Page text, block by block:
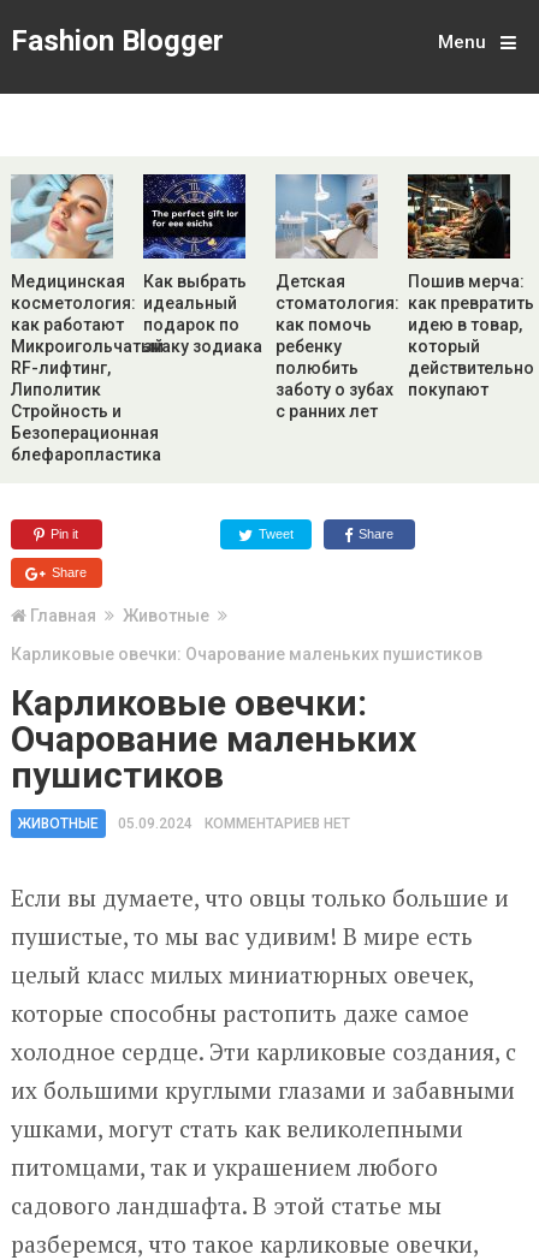
Fashion Blogger Menu
Медицинская
косметология:
как работают
Микроигольчатый
RF-лифтинг,
Липолитик
Стройность и
Безоперационная
блефаропластика
Как выбрать
идеальный
подарок по
знаку зодиака
Детская
стоматология:
как помочь
ребенку
полюбить
заботу о зубах
с ранних лет
Пошив мерча:
как превратить
идею в товар,
который
действительно
покупают
Pin it Tweet Share
Share
Главная
Животные
Карликовые овечки: Очарование маленьких пушистиков
Карликовые овечки:
Очарование маленьких
пушистиков
ЖИВОТНЫЕ 05.09.2024 КОММЕНТАРИЕВ НЕТ
Если вы думаете, что овцы только большие и
пушистые, то мы вас удивим! В мире есть
целый класс милых миниатюрных овечек,
которые способны растопить даже самое
холодное сердце. Эти карликовые создания, с
их большими круглыми глазами и забавными
ушками, могут стать как великолепными
питомцами, так и украшением любого
садового ландшафта. В этой статье мы
разберемся, что такое карликовые овечки,